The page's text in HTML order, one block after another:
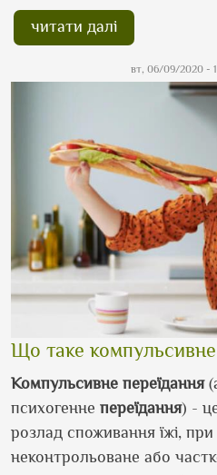
читати далі
вт, 06/09/2020 -
Що таке
Компульсивне переїдання
психогенне переїдання) -
розлад споживання їжі,
неконтрольоване або